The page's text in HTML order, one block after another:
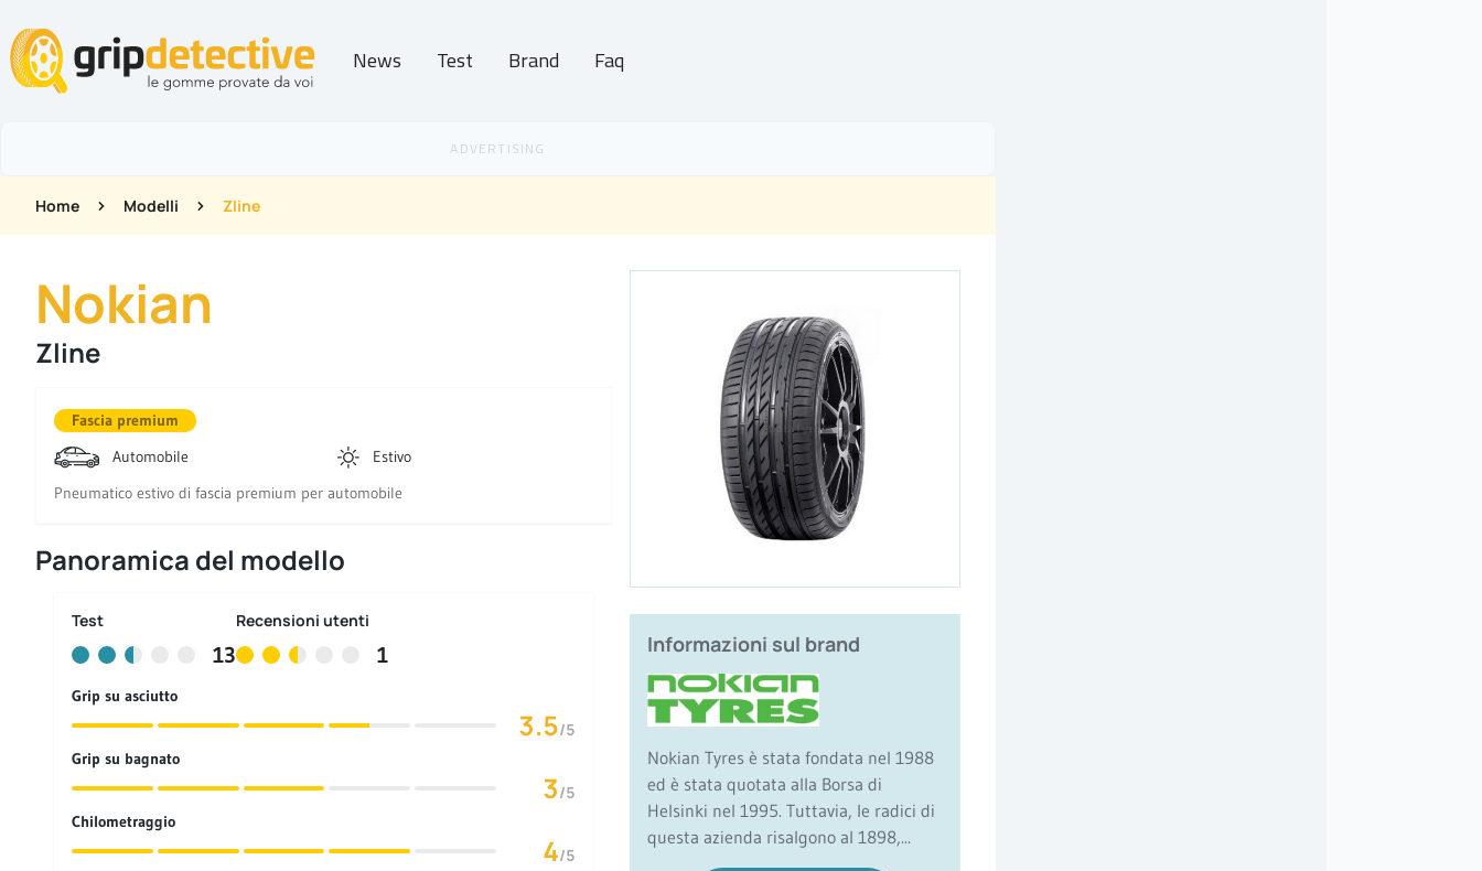
GripDetective News Test Brand Faq
Home Modelli Zline
Nokian
Zline
Fascia premium
Automobile
Estivo
Pneumatico estivo di fascia premium per automobile
Panoramica del modello
Test
13
Recensioni utenti
1
Grip su asciutto
3.5/5
Grip su bagnato
3/5
Chilometraggio
4/5
Informazioni sul brand
Nokian Tyres è stata fondata nel 1988
ed è stata quotata alla Borsa di
Helsinki nel 1995. Tuttavia, le radici di
questa azienda risalgono al 1898,...